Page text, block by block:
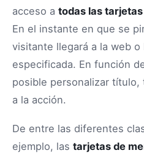
acceso a todas las tarjetas
En el instante en que se
visitante llegará a la web o
especificada. En función
posible personalizar título,
a la acción.
De entre las diferentes
ejemplo, las tarjetas de